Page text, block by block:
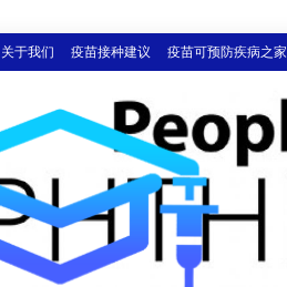
关于我们 疫苗接种建议 疫苗可预防疾病之家